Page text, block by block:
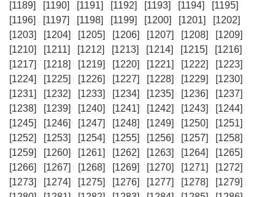
[1189]
[1190] [1191] [1192] [1193] [1194]
[1195]
[1196]
[1197] [1198] [1199] [1200] [1201]
[1202]
[1203]
[1204] [1205] [1206] [1207] [1208]
[1209]
[1210]
[1211] [1212] [1213] [1214] [1215]
[1216]
[1217]
[1218] [1219] [1220] [1221] [1222]
[1223]
[1224]
[1225] [1226] [1227] [1228] [1229]
[1230]
[1231]
[1232] [1233] [1234] [1235] [1236]
[1237]
[1238]
[1239] [1240] [1241] [1242] [1243]
[1244]
[1245]
[1246] [1247] [1248] [1249] [1250]
[1251]
[1252]
[1253] [1254] [1255] [1256] [1257]
[1258]
[1259]
[1260] [1261] [1262] [1263] [1264]
[1265]
[1266]
[1267] [1268] [1269] [1270] [1271]
[1272]
[1273]
[1274] [1275] [1276] [1277] [1278]
[1279]